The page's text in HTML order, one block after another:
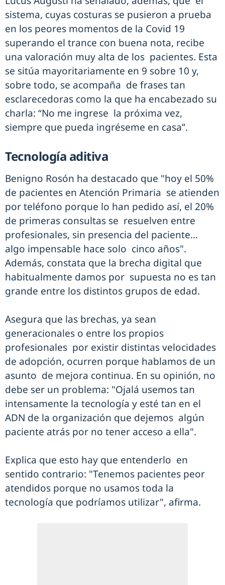
sistema, cuyas costuras se pusieron a prueba
en los peores momentos de la Covid 19
superando el trance con buena nota, recibe
una valoración muy alta de los pacientes. Esta
se sitúa mayoritariamente en 9 sobre 10 y,
sobre todo, se acompaña de frases tan
esclarecedoras como la que ha encabezado su
charla: “No me ingrese la próxima vez,
siempre que pueda ingréseme en casa”.
Tecnología aditiva
Benigno Rosón ha destacado que "hoy el 50%
de pacientes en Atención Primaria se atienden
por teléfono porque lo han pedido así, el 20%
de primeras consultas se resuelven entre
profesionales, sin presencia del paciente…
algo impensable hace solo cinco años".
Además, constata que la brecha digital que
habitualmente damos por supuesta no es tan
grande entre los distintos grupos de edad.
Asegura que las brechas, ya sean
generacionales o entre los propios
profesionales por existir distintas velocidades
de adopción, ocurren porque hablamos de un
asunto de mejora continua. En su opinión, no
debe ser un problema: "Ojalá usemos tan
intensamente la tecnología y esté tan en el
ADN de la organización que dejemos algún
paciente atrás por no tener acceso a ella".
Explica que esto hay que entenderlo en
sentido contrario: "Tenemos pacientes peor
atendidos porque no usamos toda la
tecnología que podríamos utilizar", afirma.